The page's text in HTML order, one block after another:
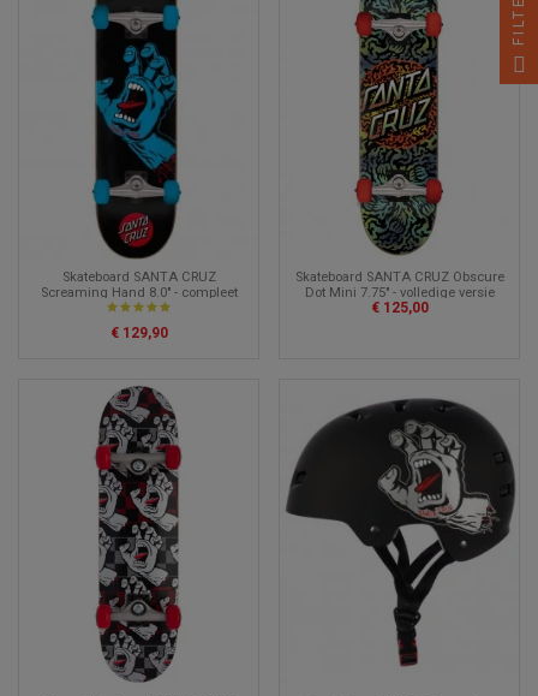
Skateboard SANTA CRUZ
Screaming Hand 8.0" - compleet
€ 129,90
Skateboard SANTA CRUZ Obscure
Dot Mini 7.75" - volledige versie
€ 125,00
FILTER